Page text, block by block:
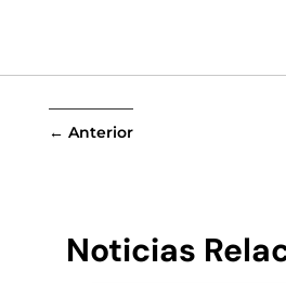
← Anterior
Noticias